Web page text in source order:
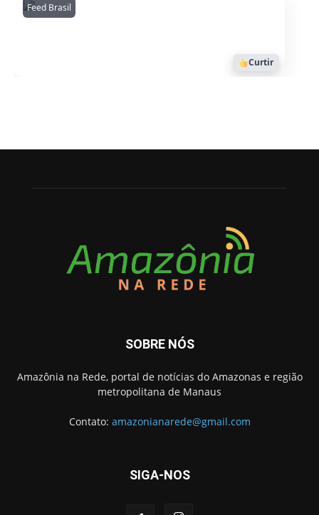
Feed BrasilAmazonianarede
1053
Curtir
SOBRE NÓS
Amazônia na Rede, portal de notícias do Amazonas e região
metropolitana de Manaus
Contato: amazonianarede@gmail.com
SIGA-NOS